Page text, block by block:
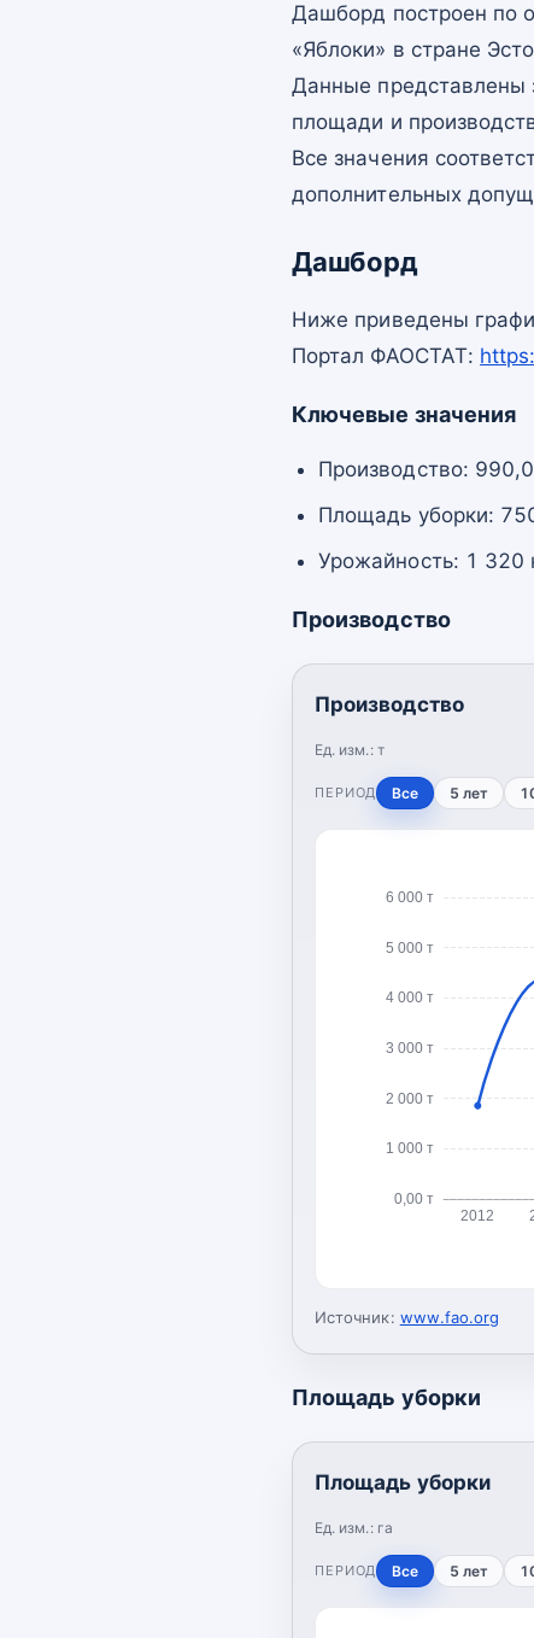
Дашборд построен по
«Яблоки» в стране
Данные представлены
площади и
Все значения
дополнительных
Дашборд
Ниже приведены
Портал ФАОСТАТ:
Ключевые значения
Производство:
Площадь уборки:
Урожайность: 1 320
Производство
Производство
Ед. изм.: т
ПЕРИОД Все 5 лет
0,00 т
1 000 т
2 000 т
3 000 т
4 000 т
5 000 т
6 000 т
2012
Источник: www.fao.org
Площадь уборки
Площадь уборки
Ед. изм.: га
ПЕРИОД Все 5 лет